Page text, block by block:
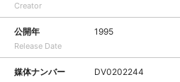
Creator
公開年
Release Date
1995
媒体ナンバー DV0202244